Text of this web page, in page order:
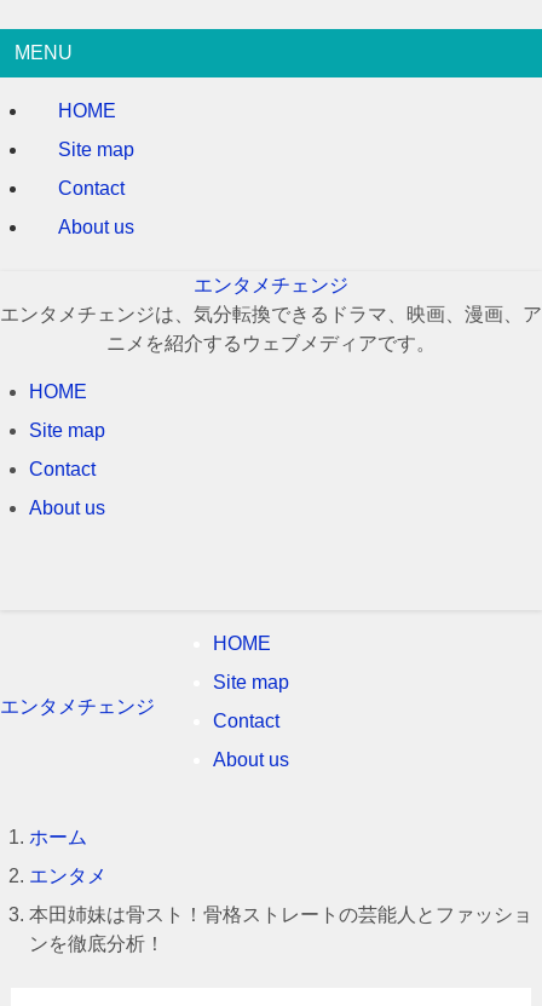
MENU
HOME
Site map
Contact
About us
エンタメチェンジ
エンタメチェンジは、気分転換できるドラマ、映画、漫画、ア
ニメを紹介するウェブメディアです。
HOME
Site map
Contact
About us
エンタメチェンジ
HOME
Site map
Contact
About us
ホーム
エンタメ
本田姉妹は骨スト！骨格ストレートの芸能人とファッショ
ンを徹底分析！